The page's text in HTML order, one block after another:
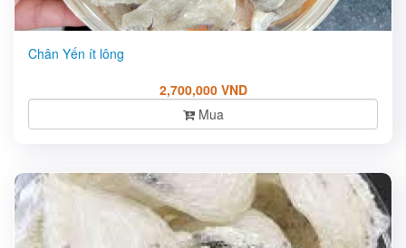
Chân Yến ít lông
2,700,000 VND
Mua